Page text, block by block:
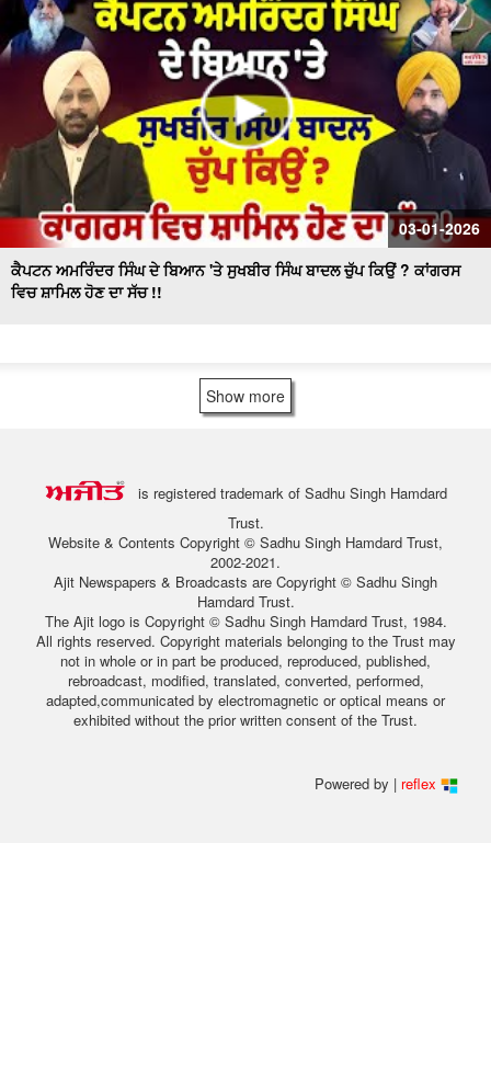
03-01-2026
ਕੈਪਟਨ ਅਮਰਿੰਦਰ ਸਿੰਘ ਦੇ ਬਿਆਨ 'ਤੇ ਸੁਖਬੀਰ ਸਿੰਘ ਬਾਦਲ ਚੁੱਪ ਕਿਉਂ ? ਕਾਂਗਰਸ
ਵਿਚ ਸ਼ਾਮਿਲ ਹੋਣ ਦਾ ਸੱਚ !!
Show more
is registered trademark of Sadhu Singh Hamdard
Trust.
Website & Contents Copyright © Sadhu Singh Hamdard Trust,
2002-2021.
Ajit Newspapers & Broadcasts are Copyright © Sadhu Singh
Hamdard Trust.
The Ajit logo is Copyright © Sadhu Singh Hamdard Trust, 1984.
All rights reserved. Copyright materials belonging to the Trust may
not in whole or in part be produced, reproduced, published,
rebroadcast, modified, translated, converted, performed,
adapted,communicated by electromagnetic or optical means or
exhibited without the prior written consent of the Trust.
Powered by | reflex